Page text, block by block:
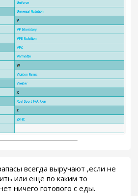
всегда выручают ,если не
или еще по каким то
ничего готового с еды.